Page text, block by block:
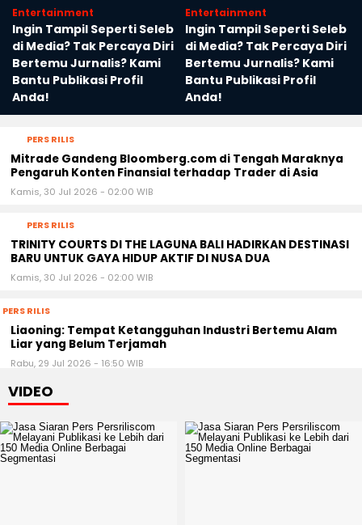
Entertainment
Ingin Tampil Seperti Seleb
di Media? Tak Percaya Diri
Bertemu Jurnalis? Kami
Bantu Publikasi Profil
Anda!
Entertainment
Ingin Tampil Seperti Seleb
di Media? Tak Percaya Diri
Bertemu Jurnalis? Kami
Bantu Publikasi Profil
Anda!
PERS RILIS
Mitrade Gandeng Bloomberg.com di Tengah Maraknya
Pengaruh Konten Finansial terhadap Trader di Asia
Kamis, 30 Jul 2026 - 02:00 WIB
PERS RILIS
TRINITY COURTS DI THE LAGUNA BALI HADIRKAN DESTINASI
BARU UNTUK GAYA HIDUP AKTIF DI NUSA DUA
Kamis, 30 Jul 2026 - 02:00 WIB
PERS RILIS
Liaoning: Tempat Ketangguhan Industri Bertemu Alam
Liar yang Belum Terjamah
Rabu, 29 Jul 2026 - 16:50 WIB
VIDEO